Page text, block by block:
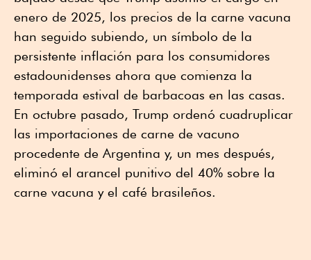
enero de 2025, los precios de la carne vacuna
han seguido subiendo, un símbolo de la
persistente inflación para los consumidores
estadounidenses ahora que comienza la
temporada estival de barbacoas en las casas.
En octubre pasado, Trump ordenó cuadruplicar
las importaciones de carne de vacuno
procedente de Argentina y, un mes después,
eliminó el arancel punitivo del 40% sobre la
carne vacuna y el café brasileños.